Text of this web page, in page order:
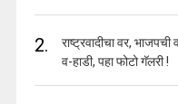
2.
राष्ट्रवादीचा वर,
व-हाडी, पहा फोटो गॅलरी !